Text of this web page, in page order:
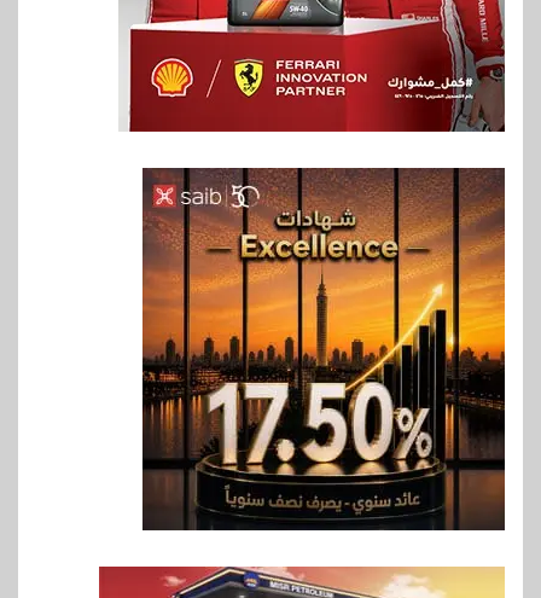
6
بنوك
بنك مصر يشارك في فعالية اليوم
العالمي للشباب ويقدم العديد من
العروض المجانية
7
بنوك
بنك QNB مصر يعزز جاهزية
المشروعات الصغيرة والمتوسطة
للنمو والتوسع
فيكسد مصر و”حلول” تتشاركان